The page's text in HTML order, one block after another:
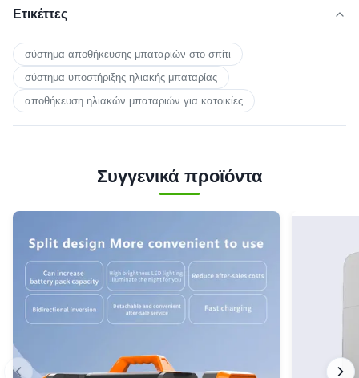
Ετικέττες
σύστημα αποθήκευσης μπαταριών στο σπίτι
σύστημα υποστήριξης ηλιακής μπαταρίας
αποθήκευση ηλιακών μπαταριών για κατοικίες
Συγγενικά προϊόντα